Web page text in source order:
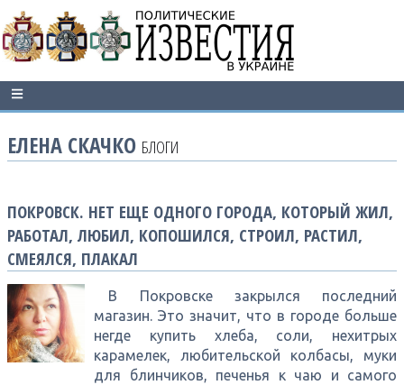
ЕЛЕНА СКАЧКО БЛОГИ
ПОКРОВСК. НЕТ ЕЩЕ ОДНОГО ГОРОДА, КОТОРЫЙ ЖИЛ,
РАБОТАЛ, ЛЮБИЛ, КОПОШИЛСЯ, СТРОИЛ, РАСТИЛ,
СМЕЯЛСЯ, ПЛАКАЛ
В Покровске закрылся последний
магазин. Это значит, что в городе больше
негде купить хлеба, соли, нехитрых
карамелек, любительской колбасы, муки
для блинчиков, печенья к чаю и самого